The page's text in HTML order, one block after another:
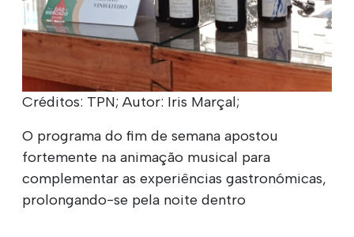
Créditos: TPN; Autor: Iris Marçal;
O programa do fim de semana apostou
fortemente na animação musical para
complementar as experiências gastronómicas,
prolongando-se pela noite dentro